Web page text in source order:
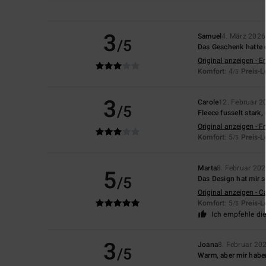
3/5 Samuel4. März 2026
Das Geschenk
Original anzeigen -
Komfort: 4/5 Preis-
3/5 Carole12. Februar
Fleece fusselt stark,
Original anzeigen -
Komfort: 5/5 Preis-
5/5
Marta8. Februar 2026
Das Design hat mir
Original anzeigen -
Komfort: 5/5 Preis-
Ich empfehle
3/5 Joana8. Februar
Warm, aber mir